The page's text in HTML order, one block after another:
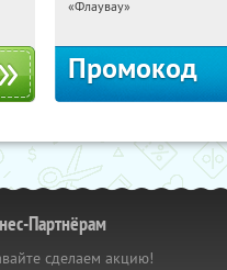
Россия
«Флаувау»
Промокод
Партнёрам
сделаем акцию!